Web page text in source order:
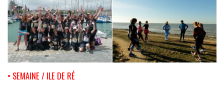
• SEMAINE / ILE DE RÉ